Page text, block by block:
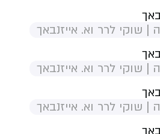
| שוקי לרר וא. אייזנבאך
| שוקי לרר וא. אייזנבאך
| שוקי לרר וא. אייזנבאך